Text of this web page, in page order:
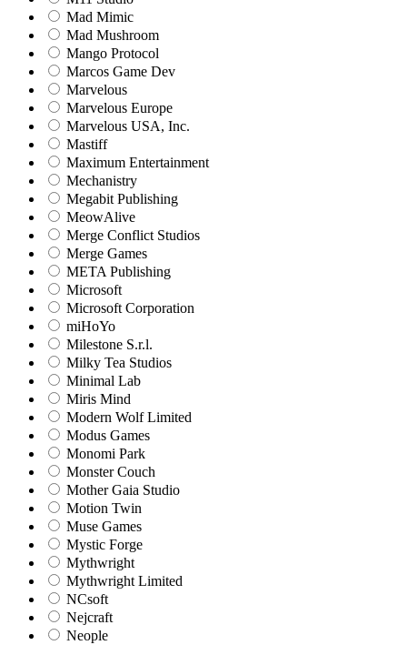
Mad Mimic
Mad Mushroom
Mango Protocol
Marcos Game Dev
Marvelous
Marvelous Europe
Marvelous USA, Inc.
Mastiff
Maximum Entertainment
Mechanistry
Megabit Publishing
MeowAlive
Merge Conflict Studios
Merge Games
META Publishing
Microsoft
Microsoft Corporation‬
miHoYo
Milestone S.r.l.
Milky Tea Studios
Minimal Lab
Miris Mind
Modern Wolf Limited
Modus Games
Monomi Park
Monster Couch
Mother Gaia Studio
Motion Twin
Muse Games
Mystic Forge
Mythwright
Mythwright Limited
NCsoft
Nejcraft
Neople